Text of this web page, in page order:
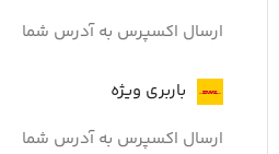
ارسال اکسپرس به آدرس شما
باربری ویژه
ارسال اکسپرس به آدرس شما